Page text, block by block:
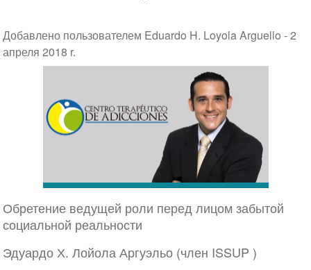
Добавлено пользователем Eduardo H. Loyola Arguello -2
апреля 2018 r.
Обретение ведущей роли перед лицом забытой
социальной реальности
Эдуардо Х. Лойола Аргуэльо (член ISSUP )